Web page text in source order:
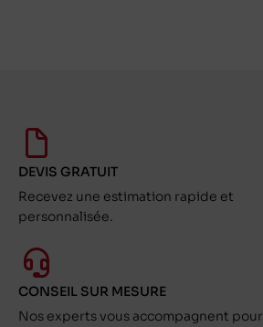
DEVIS GRATUIT
Recevez une estimation rapide et
personnalisée.
CONSEIL SUR MESURE
Nos experts vous accompagnent pour